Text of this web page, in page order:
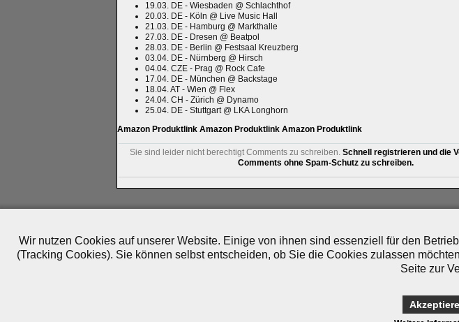
19.03. DE - Wiesbaden @ Schlachthof
20.03. DE - Köln @ Live Music Hall
21.03. DE - Hamburg @ Markthalle
27.03. DE - Dresen @ Beatpol
28.03. DE - Berlin @ Festsaal Kreuzberg
03.04. DE - Nürnberg @ Hirsch
04.04. CZE - Prag @ Rock Cafe
17.04. DE - München @ Backstage
18.04. AT - Wien @ Flex
24.04. CH - Zürich @ Dynamo
25.04. DE - Stuttgart @ LKA Longhorn
Amazon Produktlink Amazon Produktlink Amazon Produktlink
Sie sind leider nicht berechtigt Comments zu schreiben. Schnell registrieren und die
Comments ohne Spam-Schutz zu schreiben.
© 2010-2026 ePlay TV
Wir nutzen Cookies auf unserer Website. Einige von ihnen sind essenziell für den
(Tracking Cookies). Sie können selbst entscheiden, ob Sie die Cookies zulassen
Seite zur